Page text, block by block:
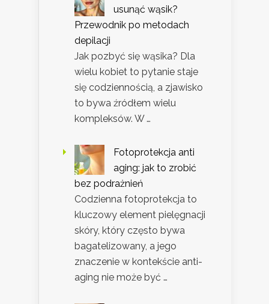
usunąć wąsik?
Przewodnik po metodach
depilacji
Jak pozbyć się wąsika? Dla
wielu kobiet to pytanie staje
się codziennością, a zjawisko
to bywa źródłem wielu
kompleksów. W …
Fotoprotekcja anti
aging: jak to zrobić
bez podrażnień
Codzienna fotoprotekcja to
kluczowy element pielęgnacji
skóry, który często bywa
bagatelizowany, a jego
znaczenie w kontekście anti-
aging nie może być …